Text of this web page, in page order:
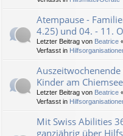
Atempause -
4.25) und 04. - 11.
Letzter Beitrag von Beatrice
Verfasst in
Kinder am
Letzter Beitrag von Beatrice
Verfasst in
Mit Swiss Abilities
ganzjährig über